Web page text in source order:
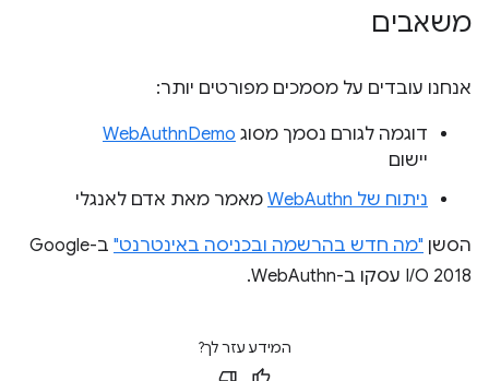
משאבים
אנחנו עובדים על מסמכים מפורטים יותר:
דוגמה לגורם נסמך מסוג WebAuthnDemo
יישום
ניתוח של WebAuthn
מאמר מאת אדם לאנגלי
הסשן "מה חדש בהרשמה ובכניסה באינטרנט"
ב-Google
I/O 2018 עסקו ב-WebAuthn.
המידע עזר לך?